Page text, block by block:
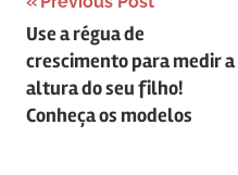
de
Post
Use a régua de
crescimento para medir a
altura do seu filho!
Conheça os modelos